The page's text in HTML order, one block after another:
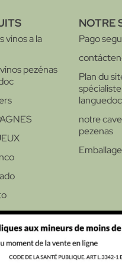
vinos a la
pezénas
NOTRE
Pago
Plan du
languedoc
notre
pezenas